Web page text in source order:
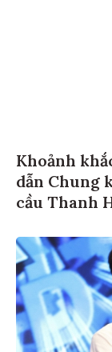
Khoảnh
dẫn Chung
cầu Thanh